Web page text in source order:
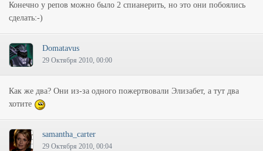
Конечно у репов можно было 2 спианерить, но это они побоялись
сделать:-)
Domatavus
29 Октября 2010, 00:00
Как же два? Они из-за одного пожертвовали Элизабет, а тут два
хотите
samantha_carter
29 Октября 2010, 00:04